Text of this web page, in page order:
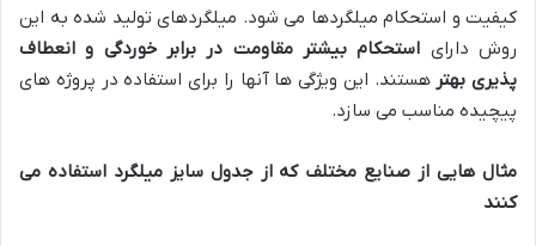
کیفیت و استحکام میلگردها می شود. میلگردهای تولید شده به این
روش دارای استحکام بیشتر مقاومت در برابر خوردگی و انعطاف
پذیری بهتر هستند. این ویژگی ها آنها را برای استفاده در پروژه های
پیچیده مناسب می سازد.
مثال هایی از صنایع مختلف که از جدول سایز میلگرد استفاده می
کنند